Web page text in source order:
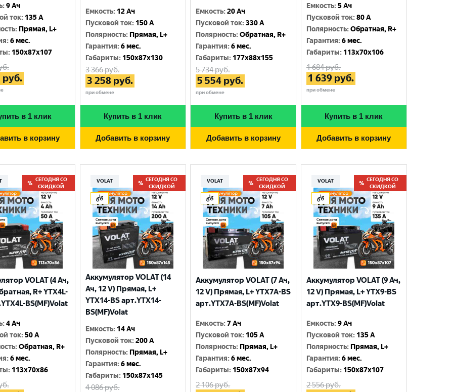
:9 Ач
ток: 135 A
: Прямая, L+
:6 мес.
: 150x87x107
руб.
в 1 клик
в корзину
Емкость: 12 Ач
Пусковой ток: 150 A
Полярность: Прямая, L+
Гарантия:6 мес.
Габариты: 150x87x130
3 366руб.
3 258 руб.
при обмене
Купить в 1 клик
Добавить в корзину
Емкость:20 Ач
Пусковой ток:330 A
Полярность:Обратная, R+
Гарантия:6 мес.
Габариты: 177x88x155
5 734руб.
5 554 руб.
при обмене
Купить в 1 клик
Добавить в корзину
Емкость:5 Ач
Пусковой ток:80 A
Полярность:Обратная, R+
Гарантия:6 мес.
Габариты: 113x70x106
1 684руб.
1 639 руб.
при обмене
Купить в 1 клик
Добавить в корзину
СЕГОДНЯ СО
СКИДКОЙ
VOLAT (4 Ач,
R+ YTX4L-
BS(MF)Volat
:4 Ач
ток:50 A
:Обратная, R+
:6 мес.
: 113x70x86
VOLAT
СЕГОДНЯ СО
СКИДКОЙ
Аккумулятор VOLAT (14
Ач, 12 V) Прямая, L+
YTX14-BS арт.YTX14-
BS(MF)Volat
Емкость: 14 Ач
Пусковой ток:200 A
Полярность: Прямая, L+
Гарантия:6 мес.
Габариты: 150x87x145
4 086руб.
VOLAT
СЕГОДНЯ СО
СКИДКОЙ
Аккумулятор VOLAT (7 Ач,
12 V) Прямая, L+ YTX7A-BS
арт.YTX7A-BS(MF)Volat
Емкость:7 Ач
Пусковой ток: 105 A
Полярность: Прямая, L+
Гарантия:6 мес.
Габариты: 150x87x94
2 106руб.
VOLAT
СЕГОДНЯ СО
СКИДКОЙ
Аккумулятор VOLAT (9 Ач,
12 V) Прямая, L+ YTX9-BS
арт.YTX9-BS(MF)Volat
Емкость:9 Ач
Пусковой ток: 135 A
Полярность: Прямая, L+
Гарантия:6 мес.
Габариты: 150x87x107
2 556руб.